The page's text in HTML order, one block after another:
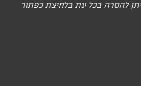
להסרה בכל עת בלחיצת כפתור